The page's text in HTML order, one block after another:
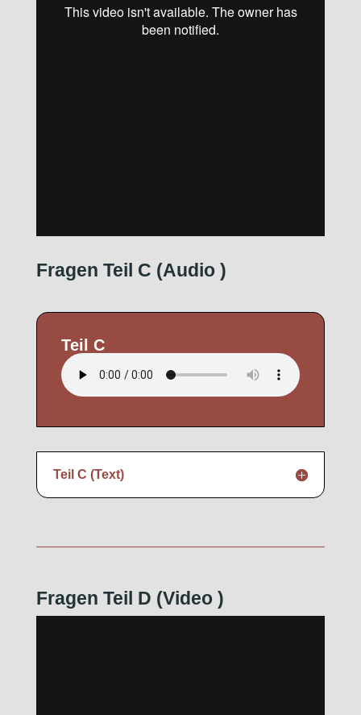
Fragen Teil C (Audio )
Teil C
Teil C (Text)
Fragen Teil D (Video )